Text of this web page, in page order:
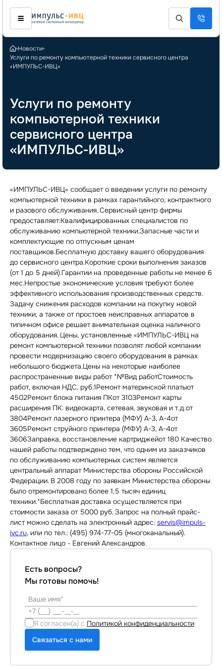
Новости
Услуги по ремонту компьютерной техники сервисного центра
«ИМПУЛЬС-ИВЦ»
Услуги по ремонту
компьютерной техники
сервисного центра
«ИМПУЛЬС-ИВЦ»
«ИМПУЛЬС-ИВЦ» сообщает о введении услуги по ремонту
компьютерной техники в рамках гарантийного, контрактного
и разового обслуживания. Сервисный центр фирмы
предоставляет:Квалифицированных специалистов по
обслуживанию компьютерной техники.Запасные части и
комплектующие по отпускным ценам
поставщиков.Бесплатную доставку вашего оборудования
до сервисного центра.Короткие сроки выполнения заказов
(от 1 до 5 дней).Гарантии на проведенные работы не менее 6
мес.Непростые экономические условия требуют более
эффективного использования производственных средств.
Задачу снижения расходов компании на покупку новой
техники, а также от простоев неисправных аппаратов в
типичном офисе решает внимательная оценка наличного
оборудования. Цены, установленные «ИМПУЛЬС-ИВЦ на
ремонт компьютерной техники позволят любой компании
провести модернизацию своего оборудования в рамках
небольшого бюджета.Цены на некоторые наиболее
распространенные виды работ *№Вид работСтоимость
работ, включая НДС, руб.1Ремонт материнской платыот
4502Ремонт блока питания ПКот 3103Ремонт карты
расширения ПК: видеокарта, сетевая, звуковая и т.д.от
3804Ремонт лазерного принтера (МФУ) A-3, A-4от
3605Ремонт струйного принтера (МФУ) A-3, A-4от
3606Заправка, восстановление картриджейот 180 Качество
нашей работы подтверждено тем, что одним из заказчиков
по обслуживанию компьютерных систем является
центральный аппарат Министерства обороны Российской
Федерации. В 2008 году по заявкам Министерства обороны
было отремонтировано более 1,5 тысяч единиц
техники.*Бесплатная доставка осуществляется при
стоимости заказа от 5000 руб. Запрос на полный прайс-
лист можно сделать на электронный адрес: servis@impuls-
ivc.ru, или по тел.: (495) 974-77-05 (многоканальный).
Контактное лицо - Евгений Александров.
Есть вопросы?
Мы готовы помочь!
Я согласен(а) с Политикой конфиденциальности
Связаться с нами